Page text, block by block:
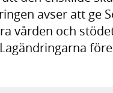
avser att ge
vården och